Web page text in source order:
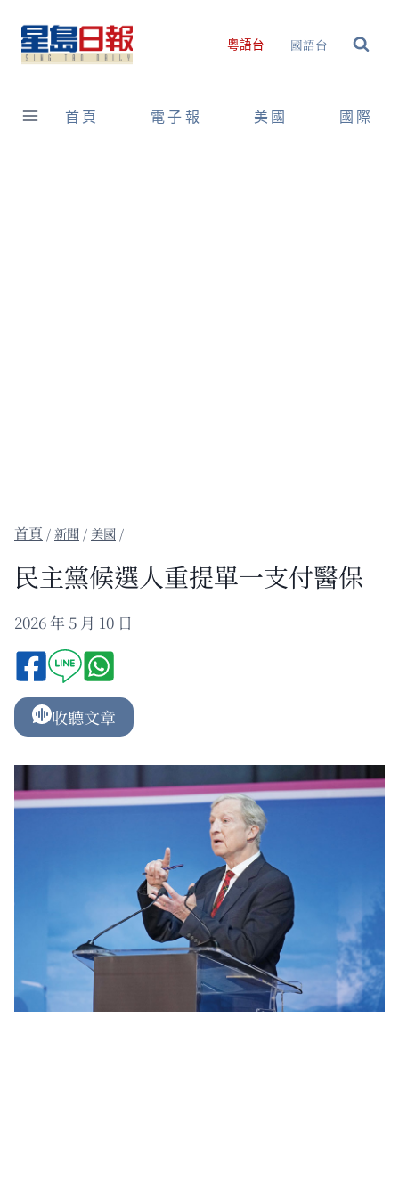
content
粵語台 國語台
首頁 電子報 美國 國際
/新聞 / 美國 /
民主黨候選人重提單一支付醫保
2026 年 5 月 10 日
收聽文章